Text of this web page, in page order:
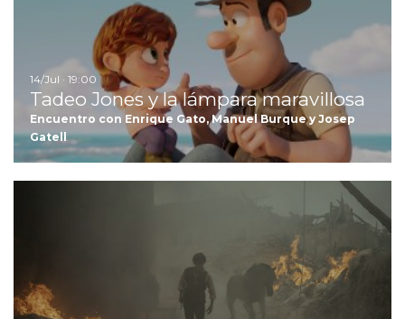
14/Jul · 19:00
Tadeo Jones y la lámpara maravillosa
Encuentro con Enrique Gato, Manuel Burque y Josep
Gatell